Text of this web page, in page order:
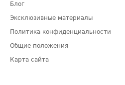
Блог
Эксклюзивные материалы
Политика конфиденциальности
Общие положения
Карта сайта